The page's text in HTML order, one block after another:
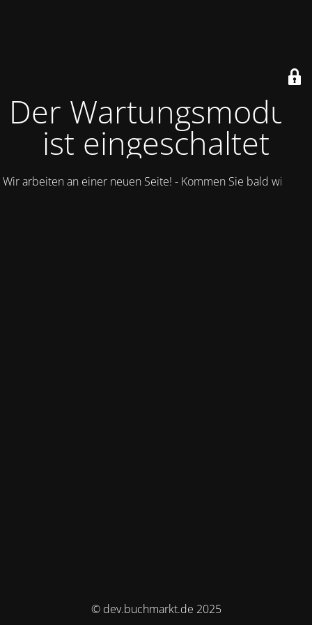
Der Wartungsmodus
ist eingeschaltet
Wir arbeiten an einer neuen Seite! - Kommen Sie bald wieder.
© dev.buchmarkt.de 2025